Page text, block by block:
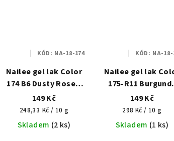
Nailee gel lak Color
174 B6 Dusty Rose –
Sametová růže HEMA
Free 6g
149 Kč
Měrná
cena:
248,33 Kč / 10 g
Skladem (2 ks)
KÓD: NA-18-174
Nailee gel lak
175-R11
Rose – Temná růže
HEMA Free 6g
149 Kč
Měrná
cena:
298 Kč / 10 g
Skladem (1 ks)
KÓD: NA-18-